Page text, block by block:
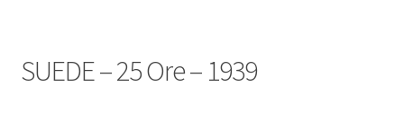
SUEDE – 25 Ore – 1939